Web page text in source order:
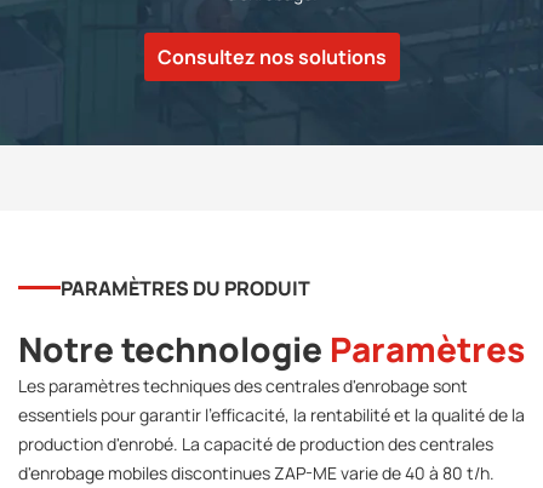
Consultez nos solutions
PARAMÈTRES DU PRODUIT
Notre technologie Paramètres
Les paramètres techniques des centrales d'enrobage sont
essentiels pour garantir l'efficacité, la rentabilité et la qualité de la
production d'enrobé. La capacité de production des centrales
d'enrobage mobiles discontinues ZAP-ME varie de 40 à 80 t/h.